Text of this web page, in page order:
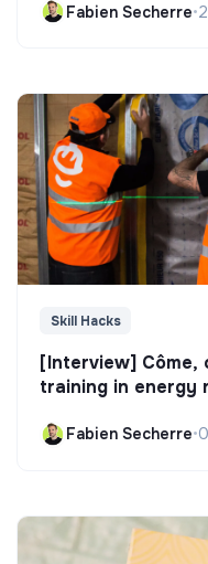
Fabien Secherre•
Skill Hacks
[Interview]
training in energy
Fabien Secherre•